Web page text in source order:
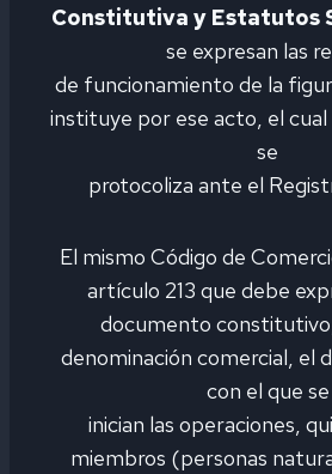
Constitutiva y Estatutos
se expresan las
de funcionamiento de la
instituye por ese acto, el
se
protocoliza ante el
El mismo Código de
artículo 213 que debe
documento
denominación comercial, el
con el que se
inician las operaciones,
miembros (personas